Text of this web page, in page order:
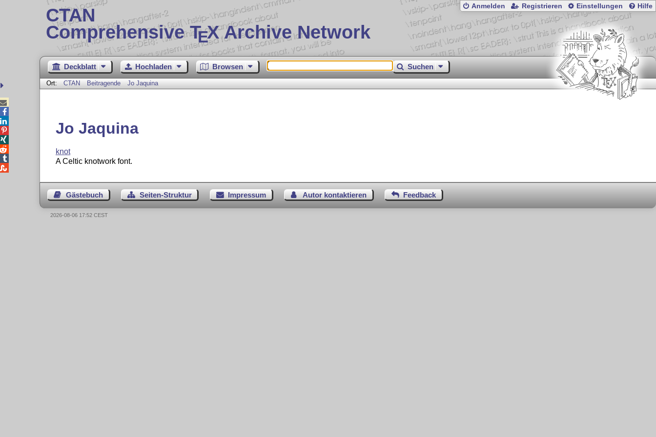
CTAN
Comprehensive TEX Archive Network
Anmelden Registrieren Einstellungen Hilfe
Deckblatt Hochladen Browsen Suchen
Ort: CTAN Beitragende Jo Jaquina
Jo Jaquina
knot
A Celtic knotwork font.
Gästebuch Seiten-Struktur Impressum Autor kontaktieren Feedback





2026-08-06 17:52 CEST